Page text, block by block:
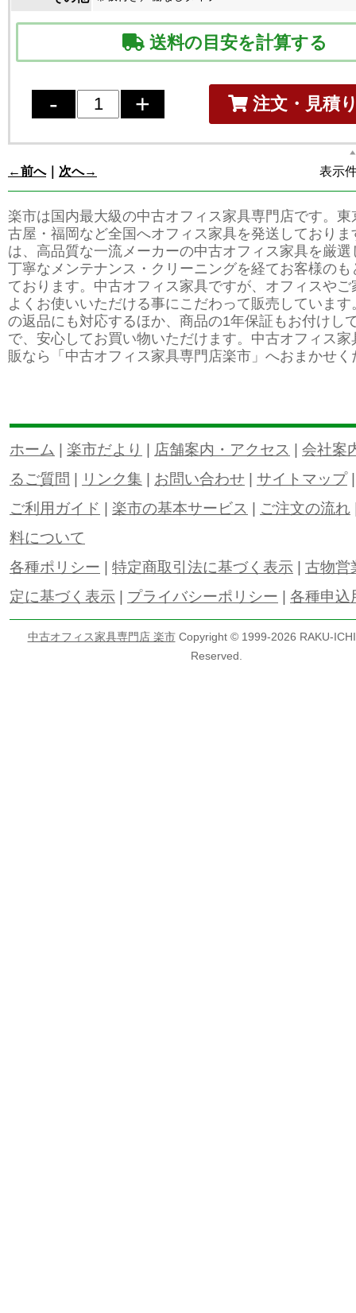
送料の目安を計算する
注文・見積
←前へ｜ 次へ→ 表示
楽市は国内最大級の中古オフィス家具専門店です。東
古屋・福岡など全国へオフィス家具を発送しておりま
は、高品質な一流メーカーの中古オフィス家具を厳選
丁寧なメンテナンス・クリーニングを経てお客様のも
ております。中古オフィス家具ですが、オフィスやご
よくお使いいただける事にこだわって販売していま
の返品にも対応するほか、商品の1年保証もお付けし
で、安心してお買い物いただけます。中古オフィス家
販なら「中古オフィス家具専門店楽市」へおまかせく
ホーム | 楽市だより | 店舗案内・アクセス | 会社案
るご質問 | リンク集 | お問い合わせ | サイトマップ
ご利用ガイド | 楽市の基本サービス | ご注文の流れ
料について
各種ポリシー | 特定商取引法に基づく表示 | 古物営
定に基づく表示 | プライバシーポリシー | 各種申込
中古オフィス家具専門店 楽市Copyright © 1999-2026 RAKU-
Reserved.